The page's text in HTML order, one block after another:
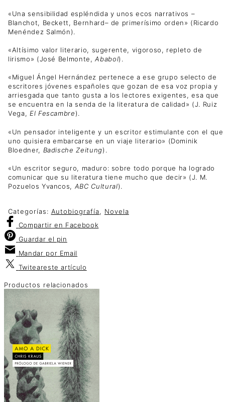
«Una sensibilidad espléndida y unos ecos narrativos –
Blanchot, Beckett, Bernhard– de primerísimo orden» (Ricardo
Menéndez Salmón).
«Altísimo valor literario, sugerente, vigoroso, repleto de
lirismo» (José Belmonte,Ababol).
«Miguel Ángel Hernández pertenece a ese grupo selecto de
escritores jóvenes españoles que gozan de esa voz propia y
arriesgada que tanto gusta a los lectores exigentes, esa que
se encuentra en la senda de la literatura de calidad» (J. Ruiz
Vega, El Fescambre).
«Un pensador inteligente y un escritor estimulante con el que
uno quisiera embarcarse en un viaje literario» (Dominik
Bloedner, Badische Zeitung).
«Un escritor seguro, maduro: sobre todo porque ha logrado
comunicar que su literatura tiene mucho que decir» (J. M.
Pozuelos Yvancos, ABC Cultural).
Categorías: Autobiografía, Novela
Compartir en Facebook
Guardar el pin
Mandar por Email
Twiteareste artículo
Productos relacionados